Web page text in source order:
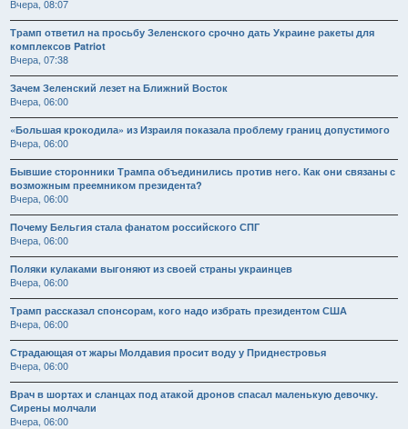
Вчера, 08:07
Трамп ответил на просьбу Зеленского срочно дать Украине ракеты для
комплексов Patriot
Вчера, 07:38
Зачем Зеленский лезет на Ближний Восток
Вчера, 06:00
«Большая крокодила» из Израиля показала проблему границ допустимого
Вчера, 06:00
Бывшие сторонники Трампа объединились против него. Как они связаны с
возможным преемником президента?
Вчера, 06:00
Почему Бельгия стала фанатом российского СПГ
Вчера, 06:00
Поляки кулаками выгоняют из своей страны украинцев
Вчера, 06:00
Трамп рассказал спонсорам, кого надо избрать президентом США
Вчера, 06:00
Страдающая от жары Молдавия просит воду у Приднестровья
Вчера, 06:00
Врач в шортах и сланцах под атакой дронов спасал маленькую девочку.
Сирены молчали
Вчера, 06:00